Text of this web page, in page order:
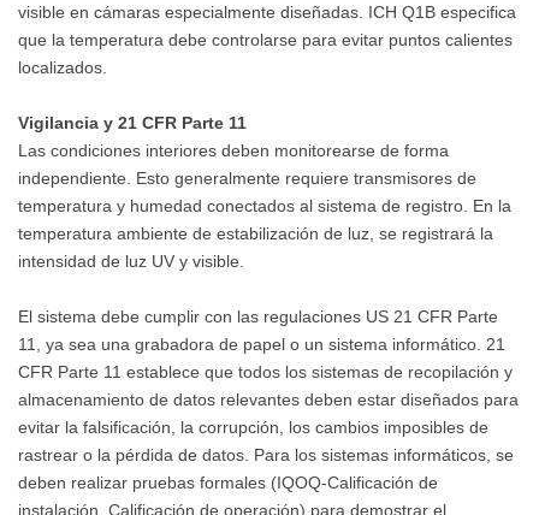
visible en cámaras especialmente diseñadas. ICH Q1B especifica
que la temperatura debe controlarse para evitar puntos calientes
localizados.
Vigilancia y 21 CFR Parte 11
Las condiciones interiores deben monitorearse de forma
independiente. Esto generalmente requiere transmisores de
temperatura y humedad conectados al sistema de registro. En la
temperatura ambiente de estabilización de luz, se registrará la
intensidad de luz UV y visible.
El sistema debe cumplir con las regulaciones US 21 CFR Parte
11, ya sea una grabadora de papel o un sistema informático. 21
CFR Parte 11 establece que todos los sistemas de recopilación y
almacenamiento de datos relevantes deben estar diseñados para
evitar la falsificación, la corrupción, los cambios imposibles de
rastrear o la pérdida de datos. Para los sistemas informáticos, se
deben realizar pruebas formales (IQOQ-Calificación de
instalación, Calificación de operación) para demostrar el